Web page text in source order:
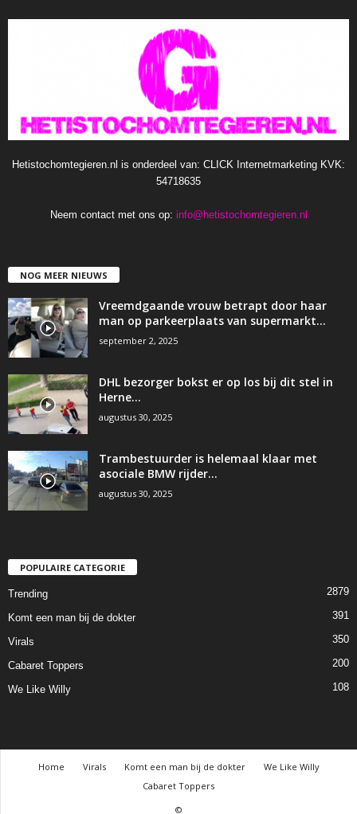
Hetistochomtegieren.nl is onderdeel van: CLICK Internetmarketing KVK:
54718635
Neem contact met ons op: info@hetistochomtegieren.nl
NOG MEER NIEUWS
Vreemdgaande vrouw betrapt door haar
man op parkeerplaats van supermarkt…
september 2, 2025
DHL bezorger bokst er op los bij dit stel in
Herne…
augustus 30, 2025
Trambestuurder is helemaal klaar met
asociale BMW rijder…
augustus 30, 2025
POPULAIRE CATEGORIE
Trending 2879
Komt een man bij de dokter 391
Virals 350
Cabaret Toppers 200
We Like Willy 108
Home Virals Komt een man bij de dokter
We Like Willy
Cabaret Toppers
©